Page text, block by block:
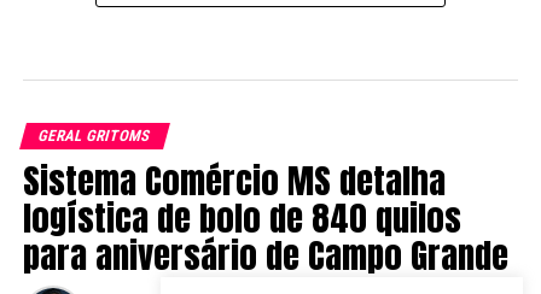
GERAL GRITOMS
Sistema Comércio MS detalha
logística de bolo de 840 quilos
para aniversário de Campo Grande